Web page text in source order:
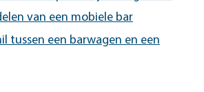
van een mobiele bar
tussen een barwagen en een